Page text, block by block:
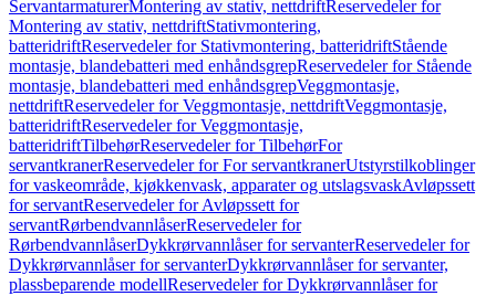
ServantarmaturerMontering av stativ, nettdriftReservedeler for
Montering av stativ, nettdriftStativmontering,
batteridriftReservedeler for Stativmontering, batteridriftStående
montasje, blandebatteri med enhåndsgrepReservedeler for Stående
montasje, blandebatteri med enhåndsgrepVeggmontasje,
nettdriftReservedeler for Veggmontasje, nettdriftVeggmontasje,
batteridriftReservedeler for Veggmontasje,
batteridriftTilbehørReservedeler for TilbehørFor
servantkranerReservedeler for For servantkranerUtstyrstilkoblinger
for vaskeområde, kjøkkenvask, apparater og utslagsvaskAvløpssett
for servantReservedeler for Avløpssett for
servantRørbendvannlåserReservedeler for
RørbendvannlåserDykkrørvannlåser for servanterReservedeler for
Dykkrørvannlåser for servanterDykkrørvannlåser for servanter,
plassbeparende modellReservedeler for Dykkrørvannlåser for